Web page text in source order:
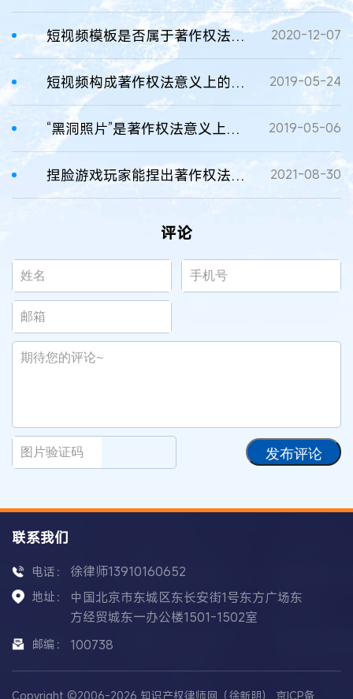
短视频模板是否属于著作权法意义上的作品 2020-12-07
短视频构成著作权法意义上的作品吗？ 2019-05-24
“黑洞照片”是著作权法意义上的“作品” 2019-05-06
捏脸游戏玩家能捏出著作权法意义上的作品吗？ 2021-08-30
评论
发布评论
联系我们
电话： 徐律师13910160652
地址：
中国北京市东城区东长安街1号东方广场东
方经贸城东一办公楼1501-1502室
邮编： 100738
Copyright ©2006-2026 知识产权律师网（徐新明） 京ICP备